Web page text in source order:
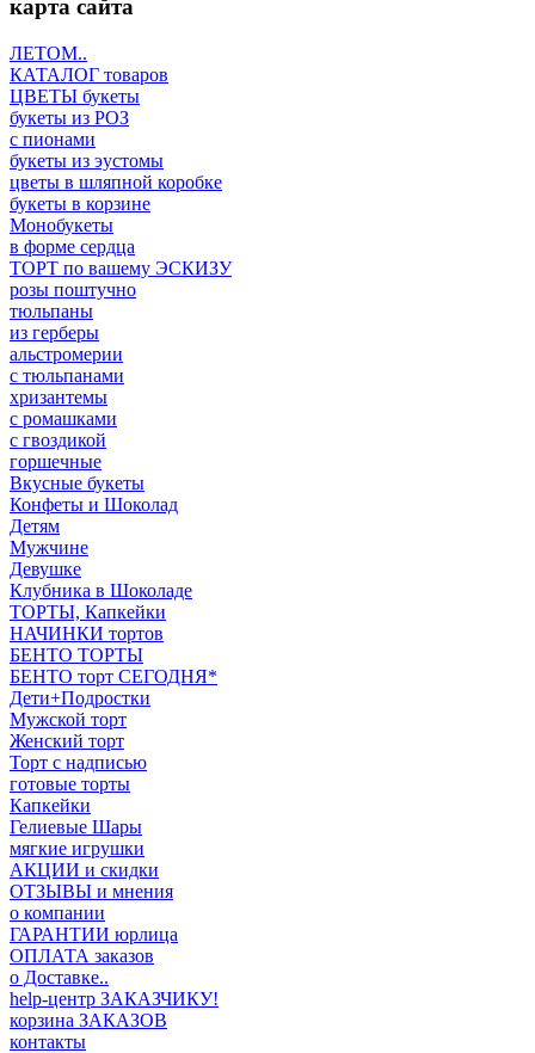
карта сайта
ЛЕТОМ..
КАТАЛОГ товаров
ЦВЕТЫ букеты
букеты из РОЗ
с пионами
букеты из эустомы
цветы в шляпной коробке
букеты в корзине
Монобукеты
в форме сердца
ТОРТ по вашему ЭСКИЗУ
розы поштучно
тюльпаны
из герберы
альстромерии
с тюльпанами
хризантемы
с ромашками
с гвоздикой
горшечные
Вкусные букеты
Конфеты и Шоколад
Детям
Мужчине
Девушке
Клубника в Шоколаде
ТОРТЫ, Капкейки
НАЧИНКИ тортов
БЕНТО ТОРТЫ
БЕНТО торт СЕГОДНЯ*
Дети+Подростки
Мужской торт
Женский торт
Торт с надписью
готовые торты
Капкейки
Гелиевые Шары
мягкие игрушки
АКЦИИ и скидки
ОТЗЫВЫ и мнения
о компании
ГАРАНТИИ юрлица
ОПЛАТА заказов
о Доставке..
help-центр ЗАКАЗЧИКУ!
корзина ЗАКАЗОВ
контакты